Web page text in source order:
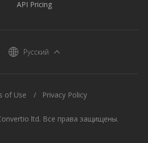
API Pricing
Русский
ltd. Все права защищены.
of Use Privacy Policy